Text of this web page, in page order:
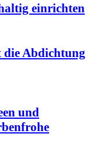
einrichten
die Abdichtung
und